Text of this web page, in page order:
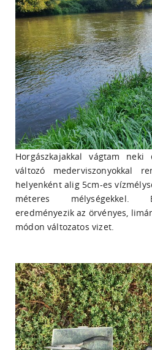
Horgászkajakkal vágtam
változó mederviszonyokkal
helyenként alig 5cm-es
méteres mélységekkel.
eredményezik az örvényes,
módon változatos vizet.